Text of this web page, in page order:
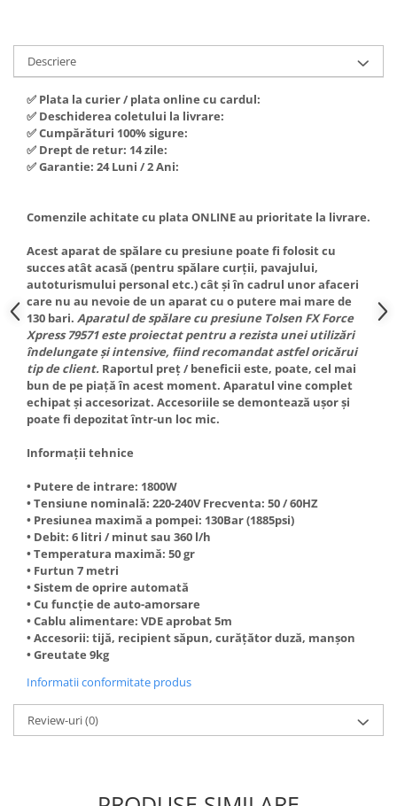
Pistoale de impact electrice si
pneumatice
Pistoale de vopsit
Prelungitoare
Polizoare electrice de banc si
unghiulare
Redresoare auto - roboti de
pornire
Suflante cu aer cald
Scari metalice
Strungurii
Scule cu acumulator
Scule pentru electricieni
Truse de scule
Ventuze cu brate pentru transport
Vibratoare beton
Hote Incorporabile
Hote Insula
Hote Cupolare
Accesorii, consumabile hote
Masini de tocat carne
Masini de spalat vase incorporabile
Masini de spalat vase
independente
Masini de spalat rufe
Masini de spalat rufe frontale
Masini de spalat rufe verticale
Masini de spalat rufe incorporabile
Masini de spalat rufe cu uscator
Masini de facut paine
Pachete electrocasnice
incorporabile
Seturi oale
SANDWICH MAKER
Storcatoare de fructe
Televizoare
Descriere
✅ Plata la curier / plata online cu cardul:
✅ Deschiderea coletului la livrare:
✅ Cumpărături 100% sigure:
✅ Drept de retur: 14 zile:
✅ Garantie: 24 Luni / 2 Ani:
Comenzile achitate cu plata ONLINE au prioritate la livrare.
Acest aparat de spălare cu presiune poate fi folosit cu
succes atât acasă (pentru spălare curții, pavajului,
autoturismului personal etc.) cât și în cadrul unor afaceri
care nu au nevoie de un aparat cu o putere mai mare de
130 bari. Aparatul de spălare cu presiune Tolsen FX Force
Xpress 79571 este proiectat pentru a rezista unei utilizări
îndelungate și intensive, fiind recomandat astfel oricărui
tip de client. Raportul preț / beneficii este, poate, cel mai
bun de pe piață în acest moment. Aparatul vine complet
echipat și accesorizat. Accesoriile se demontează ușor și
poate fi depozitat într-un loc mic.
Informații tehnice
• Putere de intrare: 1800W
• Tensiune nominală: 220-240V Frecventa: 50 / 60HZ
• Presiunea maximă a pompei: 130Bar (1885psi)
• Debit: 6 litri / minut sau 360 l/h
• Temperatura maximă: 50 gr
• Furtun 7 metri
• Sistem de oprire automată
• Cu funcție de auto-amorsare
• Cablu alimentare: VDE aprobat 5m
• Accesorii: tijă, recipient săpun, curățător duză, manșon
• Greutate 9kg
Informatii conformitate produs
Review-uri(0)